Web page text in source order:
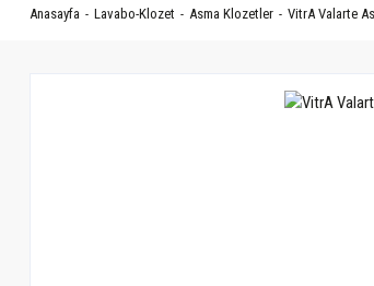
Anasayfa Lavabo-Klozet Asma Klozetler VitrA Valarte